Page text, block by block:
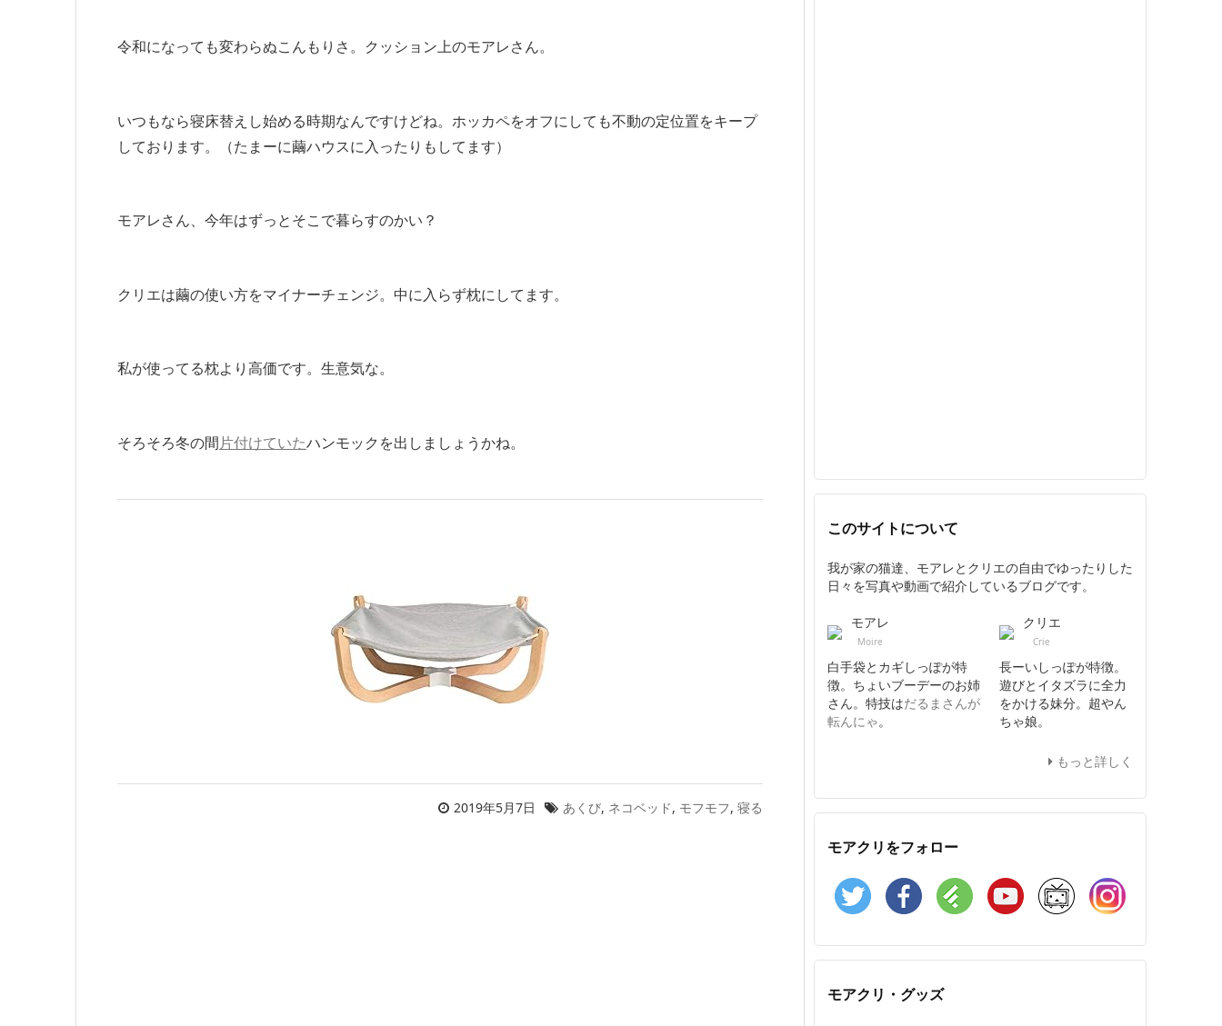
令和になっても変わらぬこんもりさ。クッション上のモアレさん。
いつもなら寝床替えし始める時期なんですけどね。ホッカペをオフにしても不動の定位置をキープ
しております。（たまーに繭ハウスに入ったりもしてます）
モアレさん、今年はずっとそこで暮らすのかい？
クリエは繭の使い方をマイナーチェンジ。中に入らず枕にしてます。
私が使ってる枕より高価です。生意気な。
そろそろ冬の間片付けていたハンモックを出しましょうかね。
2019年5月7日 あくび, ネコベッド, モフモフ, 寝る
このサイトについて
我が家の猫達、モアレとクリエの自由でゆったりした
日々を写真や動画で紹介しているブログです。
モアレ
Moire
白手袋とカギしっぽが特
徴。ちょいブーデーのお姉
さん。特技はだるまさんが
転んにゃ。
クリエ
Crie
長ーいしっぽが特徴。
遊びとイタズラに全力
をかける妹分。超やん
ちゃ娘。
もっと詳しく
モアクリをフォロー
Twitter Facebook Feedly YouTube ニコニコ動画
モアクリ・グッズ